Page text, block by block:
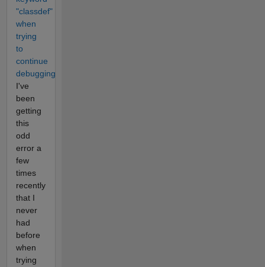
"classdef"
when
trying
to
continue
debugging
I've
been
getting
this
odd
error a
few
times
recently
that I
never
had
before
when
trying